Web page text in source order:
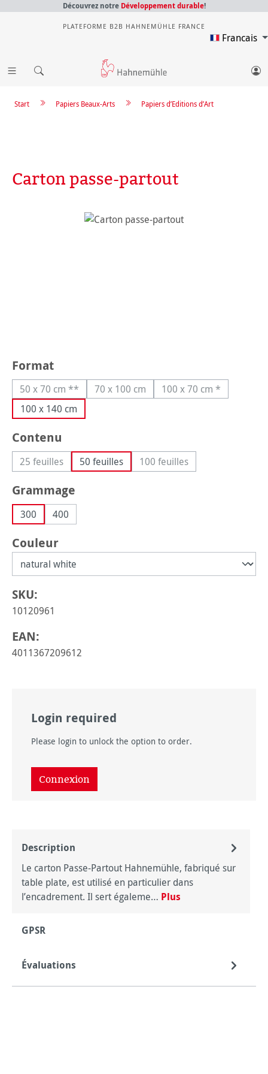
Découvrez notre Développement durable!
PLATEFORME B2B HAHNEMÜHLE FRANCE
Francais
Papiers d’Editions d’Art
Papiers Beaux-Arts
Start
Carton passe-partout
Ignorer la galerie d'images
Sélectionnez
Format
50 x 70 cm **(Cette option n'est pas disponible pour le moment.)
70 x 100 cm(Cette option n'est pas disponible
100 x 70 cm *(Cette option n'est
100 x 140 cm
Sélectionnez
Contenu
25 feuilles(Cette option n'est pas disponible pour le moment.)
50 feuilles 100 feuilles(Cette option n'est pas
Sélectionnez
Grammage
300 400
Sélectionnez
Couleur
SKU:
10120961
EAN:
4011367209612
Login required
Please login to unlock the option to order.
Connexion
Description
Le carton Passe-Partout Hahnemühle, fabriqué sur
table plate, est utilisé en particulier dans
l’encadrement. Il sert égaleme… Plus
GPSR
Évaluations